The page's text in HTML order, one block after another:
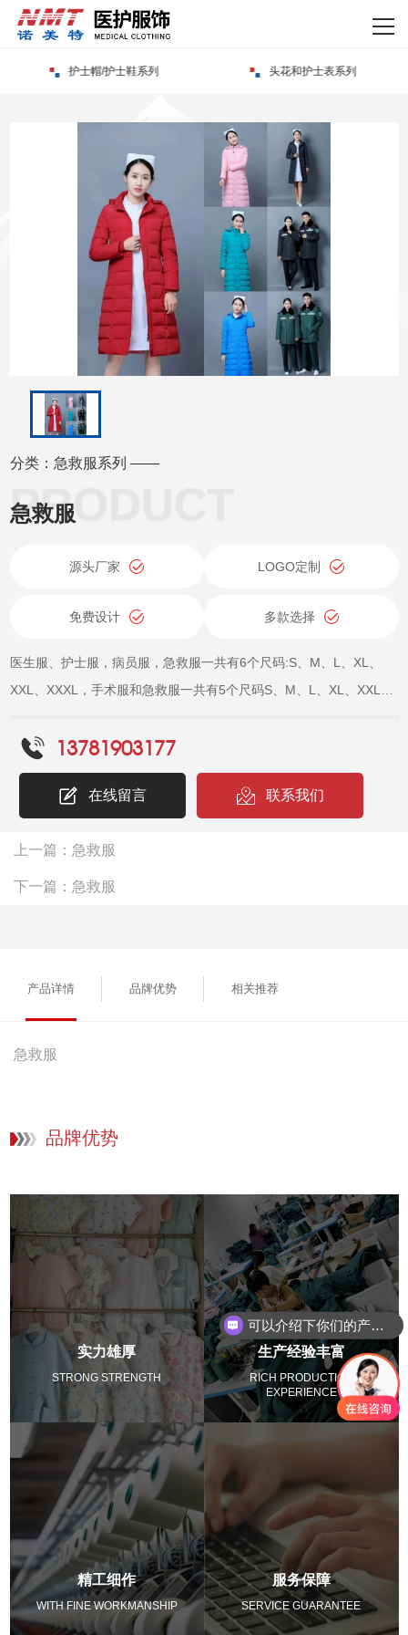
网站首页
关于我们护士帽/护士鞋系列 头花和护士表系列
分类：急救服系列 ——
急救服
源头厂家 LOGO定制
免费设计 多款选择
医生服、护士服，病员服，急救服一共有6个尺码:S、M、L、XL、
XXL、XXXL，手术服和急救服一共有5个尺码S、M、L、XL、XXL，
13781903177
在线留言 联系我们
上一篇： 急救服
下一篇： 急救服
产品详情 品牌优势 相关推荐
急救服
品牌优势
实力雄厚
STRONG STRENGTH
生产经验丰富
RICH PRODUCTION
EXPERIENCE
精工细作
WITH FINE WORKMANSHIP
服务保障
SERVICE GUARANTEE
可以介绍下你们的产品么